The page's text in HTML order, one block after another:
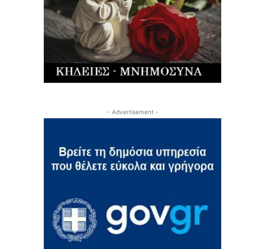
- Advertisement -